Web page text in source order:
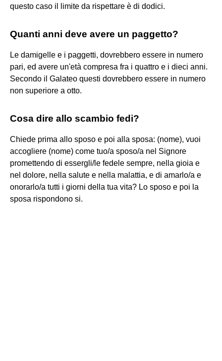
questo caso il limite da rispettare è di dodici.
Quanti anni deve avere un paggetto?
Le damigelle e i paggetti, dovrebbero essere in numero
pari, ed avere un'età compresa fra i quattro e i dieci anni.
Secondo il Galateo questi dovrebbero essere in numero
non superiore a otto.
Cosa dire allo scambio fedi?
Chiede prima allo sposo e poi alla sposa: (nome), vuoi
accogliere (nome) come tuo/a sposo/a nel Signore
promettendo di essergli/le fedele sempre, nella gioia e
nel dolore, nella salute e nella malattia, e di amarlo/a e
onorarlo/a tutti i giorni della tua vita? Lo sposo e poi la
sposa rispondono si.